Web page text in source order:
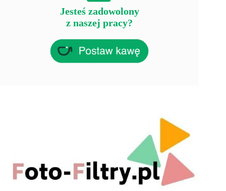
Jesteś zadowolony
z naszej pracy?